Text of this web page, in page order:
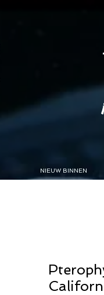
NIEUW BINNEN